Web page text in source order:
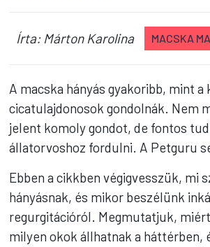
Írta: Márton Karolina MACSKA
A macska hányás gyakoribb, mint a
cicatulajdonosok gondolnák. Nem
jelent komoly gondot, de fontos
állatorvoshoz fordulni. A Petguru
Ebben a cikkben végigvesszük, mi
hányásnak, és mikor beszélünk
regurgitációról. Megmutatjuk,
milyen okok állhatnak a háttérben,